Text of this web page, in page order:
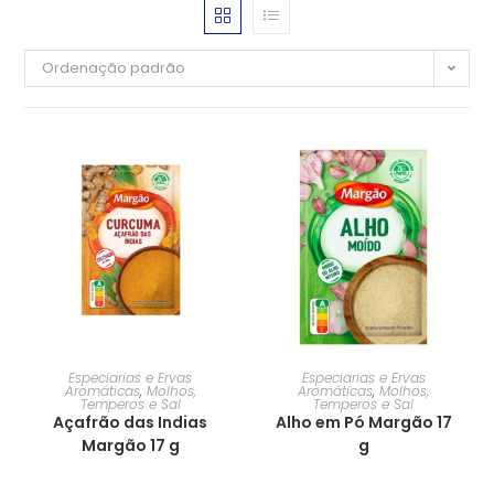
Ordenação padrão
Especiarias e Ervas
Aromáticas, Molhos,
Temperos e Sal
Açafrão das Indias
Margão 17 g
Especiarias e Ervas
Aromáticas,Molhos,
Temperos e Sal
Alho em Pó Margão 17
g